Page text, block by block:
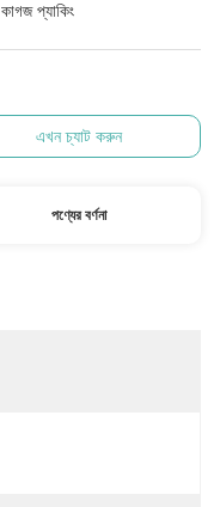
প্যাকিং
এখন চ্যাট করুন
পণ্যের বর্ণনা